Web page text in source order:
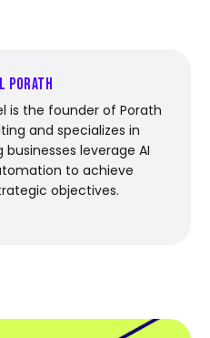
Porath
is the founder of Porath
and specializes in
businesses leverage AI
to achieve
objectives.